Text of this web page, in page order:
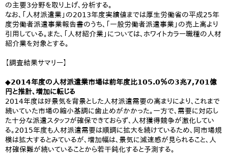
の主要3分野を取り上げ、分析する。
なお、「人材派遣業」の2013年度実績値までは厚生労働省の平成25年
度労働者派遣事業報告書のうち、「一般労働者派遣事業」の売上高より
引用している。また、「人材紹介業」については、ホワイトカラー職種の人材
紹介業を対象とする。
【調査結果サマリー】
◆2014年度の人材派遣業市場は前年度比105.0％の3兆7,701億
円と推計、増加に転じる
2014年度は好景気を背景とした人材派遣需要の高まりにより、これまで
続いていた市場の縮小基調に歯止めがかかった。一方で、需要に対応し
た十分な派遣スタッフが確保できておらず、人材獲得競争が激化してい
る。2015年度も人材派遣需要は順調に拡大を続けているため、同市場規
模は拡大するとみているが、増加幅は、景気に減速感が見られること、人
材確保難が続いていることから若干鈍化すると予測する。